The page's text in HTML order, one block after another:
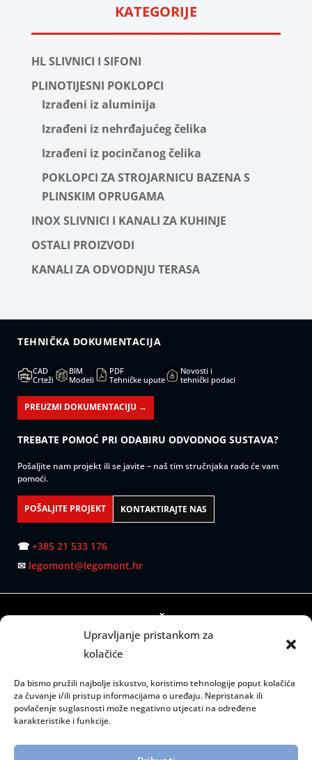
Upravljanje pristankom za
kolačiće
Da bismo pružili najbolje iskustvo, koristimo tehnologije poput kolačića
za čuvanje i/ili pristup informacijama o uređaju. Nepristanak ili
povlačenje suglasnosti može negativno utjecati na određene
karakteristike i funkcije.
KATEGORIJE
HL SLIVNICI I SIFONI
PLINOTIJESNI POKLOPCI
Izrađeni iz aluminija
Izrađeni iz nehrđajućeg čelika
Izrađeni iz pocinčanog čelika
POKLOPCI ZA STROJARNICU BAZENA S
PLINSKIM OPRUGAMA
INOX SLIVNICI I KANALI ZA KUHINJE
OSTALI PROIZVODI
KANALI ZA ODVODNJU TERASA
TEHNIČKA DOKUMENTACIJA
CAD
Crteži
BIM
Modeli
PDF
Tehničke upute
Novosti i
tehnički podaci
PREUZMI DOKUMENTACIJU →
TREBATE POMOĆ PRI ODABIRU ODVODNOG SUSTAVA?
Pošaljite nam projekt ili se javite – naš tim stručnjaka rado će vam
pomoći.
POŠALJITE PROJEKT KONTAKTIRAJTE NAS
☎ +385 21 533 176
✉ legomont@legomont.hr
SJEDIŠTE:
Mažuranićevo šetalište 53
RADNO VRIJEME:
Ponedjeljak – petak: 08:00 do 15:00 sati